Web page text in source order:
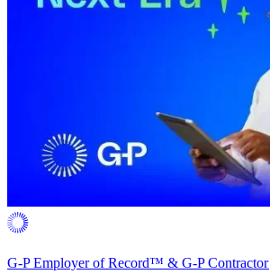
G-P Employer of Record™ & G-P Contractor​​